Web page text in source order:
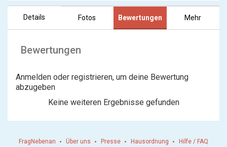
Details Fotos Bewertungen Mehr
Bewertungen
Anmelden oder registrieren, um deine Bewertung
abzugeben
Keine weiteren Ergebnisse gefunden
FragNebenan Über uns Presse Hausordnung
Hilfe / FAQ